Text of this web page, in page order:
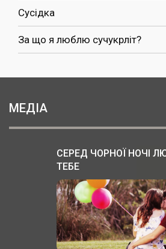
Сусідка
За що я люблю сучукрліт?
МЕДІА
СЕРЕД ЧОРНОЇ НОЧІ
ТЕБЕ